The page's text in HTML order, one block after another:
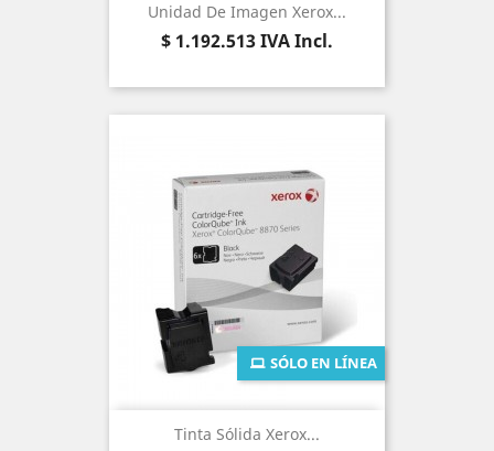
Unidad De Imagen Xerox...
Precio
$ 1.192.513IVA Incl.
Tinta Sólida Xerox...
SÓLO EN LÍNEA